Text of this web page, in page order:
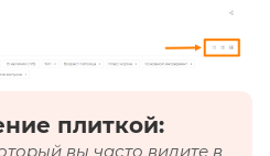
плиткой:
вы часто видите в